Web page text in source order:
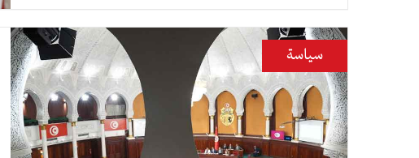
سياسة